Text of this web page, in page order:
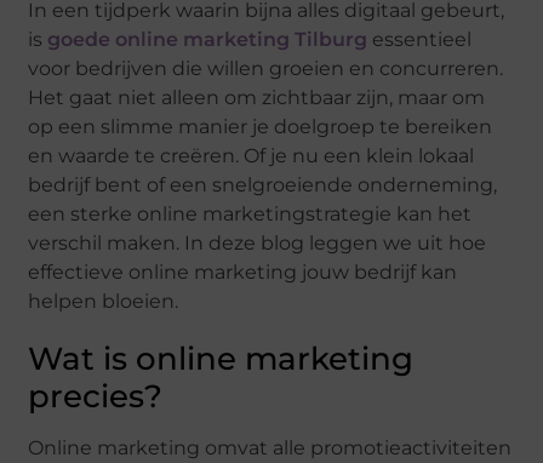
In een tijdperk waarin bijna alles digitaal gebeurt,
is goede online marketing Tilburg essentieel
voor bedrijven die willen groeien en concurreren.
Het gaat niet alleen om zichtbaar zijn, maar om
op een slimme manier je doelgroep te bereiken
en waarde te creëren. Of je nu een klein lokaal
bedrijf bent of een snelgroeiende onderneming,
een sterke online marketingstrategie kan het
verschil maken. In deze blog leggen we uit hoe
effectieve online marketing jouw bedrijf kan
helpen bloeien.
Wat is online marketing
precies?
Online marketing omvat alle promotieactiviteiten